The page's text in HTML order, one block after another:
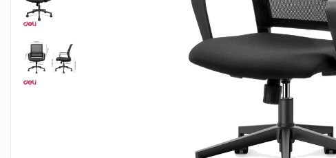
Jocuri de masa
Machiaj temporar si efecte speciale
Seturi si jocuri creative
Articole pentru creatori de
continut